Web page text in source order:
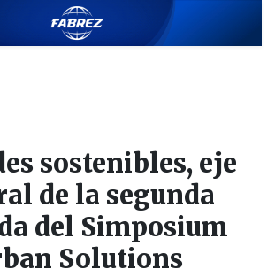
sostenibles, eje
de la segunda
del Simposium
Solutions